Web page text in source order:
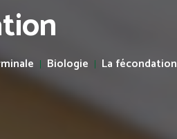
Biologie La fécondation